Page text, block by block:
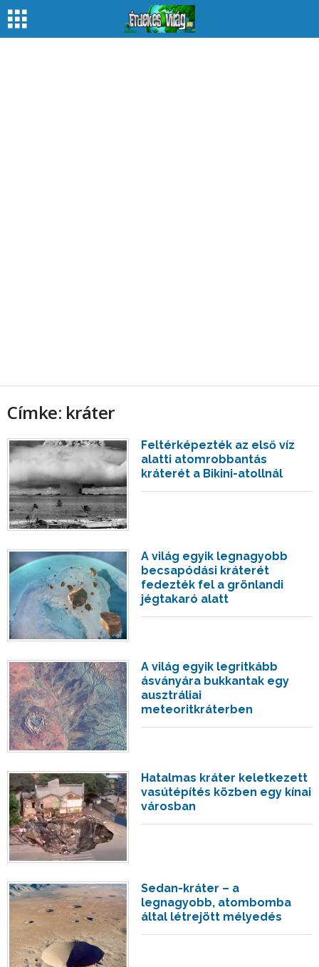
Címke: kráter
Feltérképezték az első víz
alatti atomrobbantás
kráterét a Bikini-atollnál
A világ egyik legnagyobb
becsapódási kráterét
fedezték fel a grönlandi
jégtakaró alatt
A világ egyik legritkább
ásványára bukkantak egy
ausztráliai
meteoritkráterben
Hatalmas kráter keletkezett
vasútépítés közben egy kínai
városban
Sedan-kráter – a
legnagyobb, atombomba
által létrejött mélyedés